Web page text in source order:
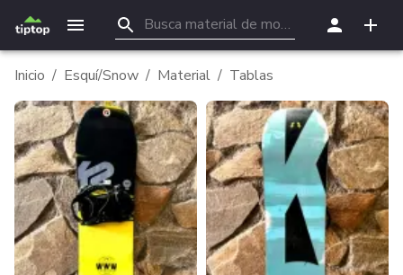
Inicio / Esquí/Snow / Material / Tablas